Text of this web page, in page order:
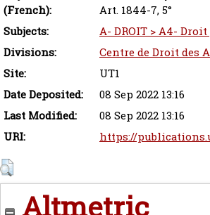
(French):
Art. 1844-7, 5°
Subjects:
A- DROIT > A4-
Divisions:
Centre de Droit des
Site:
UT1
Date Deposited:
08 Sep 2022 13:16
Last Modified:
08 Sep 2022 13:16
URI:
https://
Altmetric